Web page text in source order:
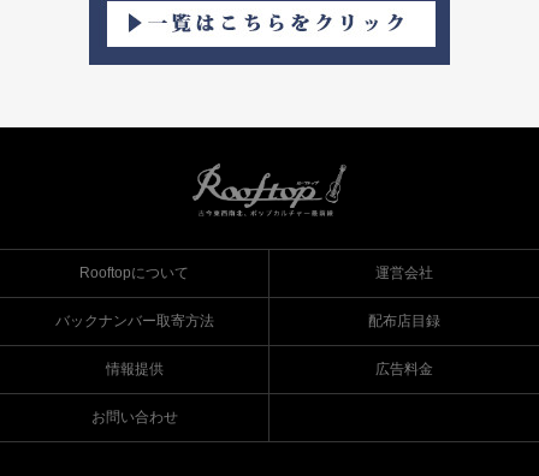
Rooftopについて 運営会社
バックナンバー取寄方法 配布店目録
情報提供 広告料金
お問い合わせ